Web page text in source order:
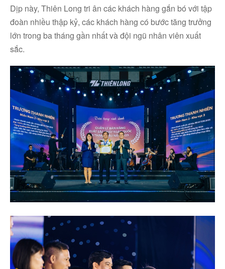
Dịp này, Thiên Long tri ân các khách hàng gắn bó với tập
đoàn nhiều thập kỷ, các khách hàng có bước tăng trưởng
lớn trong ba tháng gần nhất và đội ngũ nhân viên xuất
sắc.